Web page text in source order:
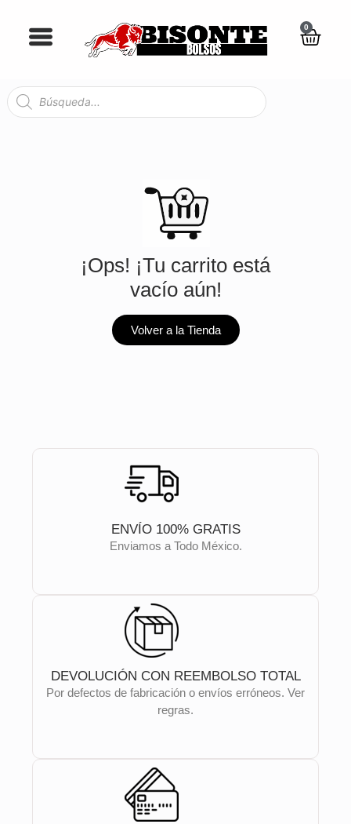
0
¡Ops! ¡Tu carrito está
vacío aún!
Volver a la Tienda
ENVÍO 100% GRATIS
Enviamos a Todo México.
DEVOLUCIÓN CON REEMBOLSO TOTAL
Por defectos de fabricación o envíos erróneos. Ver
regras.